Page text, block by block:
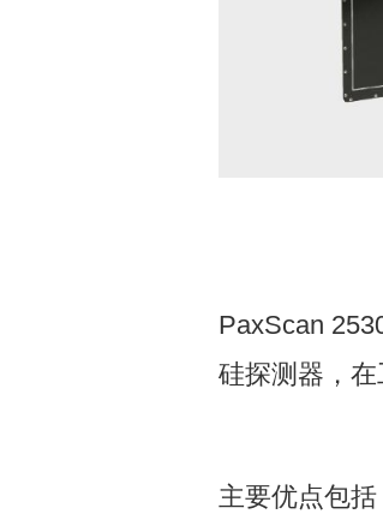
PaxScan
硅探测器，在
主要优点包括